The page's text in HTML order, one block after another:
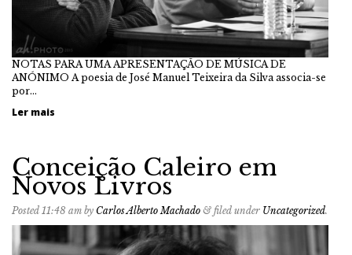
NOTAS PARA UMA APRESENTAÇÃO DE MÚSICA DE
ANÓNIMO A poesia de José Manuel Teixeira da Silva associa-se
por…
Ler mais
Conceição Caleiro em
Novos Livros
Posted 11:48 am by Carlos Alberto Machado & filed under Uncategorized.